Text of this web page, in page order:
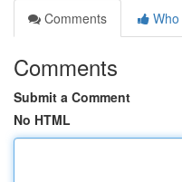
Comments
Comments
Submit a Comment
No HTML